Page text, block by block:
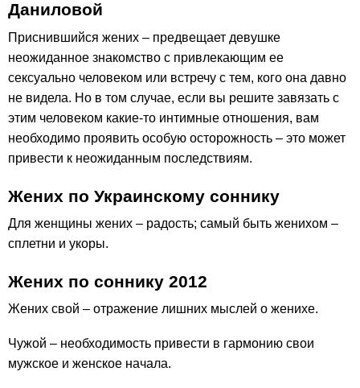
Даниловой
Приснившийся жених – предвещает девушке
неожиданное знакомство с привлекающим ее
сексуально человеком или встречу с тем, кого она давно
не видела. Но в том случае, если вы решите завязать с
этим человеком какие-то интимные отношения, вам
необходимо проявить особую осторожность – это может
привести к неожиданным последствиям.
Жених по Украинскому соннику
Для женщины жених – радость; самый быть женихом –
сплетни и укоры.
Жених по соннику 2012
Жених свой – отражение лишних мыслей о женихе.
Чужой – необходимость привести в гармонию свои
мужское и женское начала.